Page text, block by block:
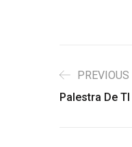
PREVIOUS
Palestra De